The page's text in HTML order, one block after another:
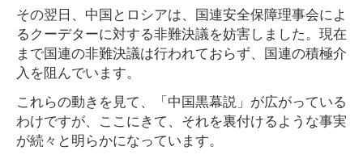
その翌日、中国とロシアは、国連安全保障理事会によ
るクーデターに対する非難決議を妨害しました。現在
まで国連の非難決議は行われておらず、国連の積極介
入を阻んでいます。
これらの動きを見て、「中国黒幕説」が広がっている
わけですが、ここにきて、それを裏付けるような事実
が続々と明らかになっています。